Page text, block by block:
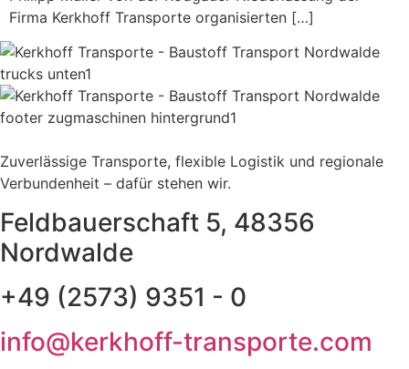
Firma Kerkhoff Transporte organisierten […]
Zuverlässige Transporte, flexible Logistik und regionale
Verbundenheit – dafür stehen wir.
Feldbauerschaft 5, 48356
Nordwalde
+49 (2573) 9351 - 0
info@kerkhoff-transporte.com